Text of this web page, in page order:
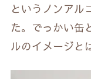
というノンアル
た。でっかい缶
ルのイメージと